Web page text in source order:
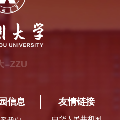
信息 友情链接